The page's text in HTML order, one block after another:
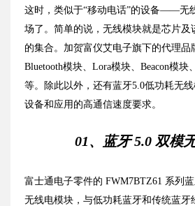
这时，类似于“移动电话”的设备——无
场了。简单的说，无线模块就是芯片及
的集合。加贺富仪艾电子旗下的代理品
Bluetooth模块、Lora模块、Beacon模块
等。除此以外，还有蓝牙5.0低功耗无
设备和应用的高通信速度要求。
01、蓝牙 5.0 双模
富士通电子零件的 FWM7BTZ61 系列蓝
无线电模块，与低功耗蓝牙和传统蓝牙